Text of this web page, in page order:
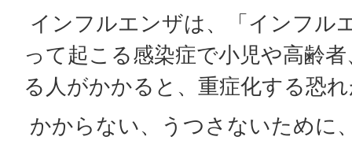
インフルエンザは、「インフル
って起こる感染症で小児や高齢
る人がかかると、重症化する恐
かからない、うつさないために